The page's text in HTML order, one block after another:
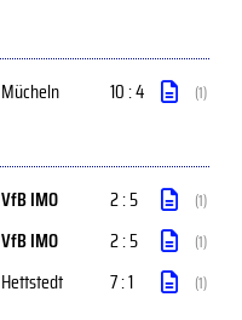
Mücheln 10 : 4 (1)
VfB IMO 2 : 5 (1)
VfB IMO 2 : 5 (1)
Hettstedt 7 : 1 (1)